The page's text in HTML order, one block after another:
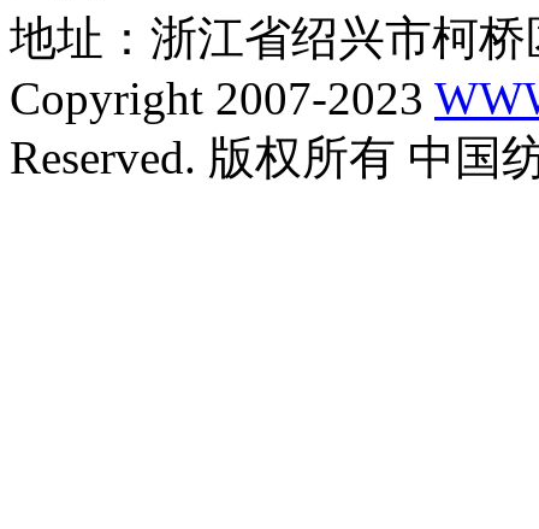
地址：浙江省绍兴市柯
Copyright 2007-2023
Reserved. 版权所有 中国